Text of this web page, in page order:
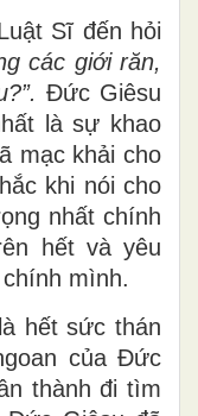
Sĩ đến hỏi
các giới răn,
Đức Giêsu
là sự khao
mạc khải cho
khi nói cho
nhất chính
hết và yêu
mình.
hết sức thán
của Đức
thành đi tìm